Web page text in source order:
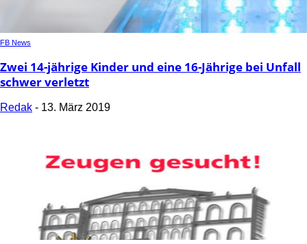
FB News
Zwei 14-jährige Kinder und eine 16-Jährige bei Unfall
schwer verletzt
Redak - 13. März 2019